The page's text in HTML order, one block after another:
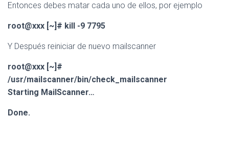
Entonces debes matar cada uno de ellos, por ejemplo
root@xxx [~]# kill -9 7795
Y Después reiniciar de nuevo mailscanner
root@xxx [~]#
/usr/mailscanner/bin/check_mailscanner
Starting MailScanner…
Done.